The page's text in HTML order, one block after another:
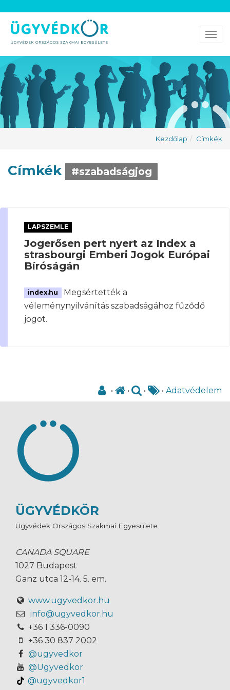
Kezdőlap Címkék
Címkék #szabadságjog
LAPSZEMLE
Jogerősen pert nyert az Index a
strasbourgi Emberi Jogok Európai
Bíróságán
index.hu
Megsértették a
véleménynyilvánítás szabadságához fűződő
jogot.
• • • • Adatvédelem
ÜGYVÉDKÖR
Ügyvédek Országos Szakmai Egyesülete
CANADA SQUARE
1027 Budapest
Ganz utca 12-14. 5. em.
www.ugyvedkor.hu
info@ugyvedkor.hu
+36 1 336-0090
+36 30 837 2002
@ugyvedkor
@Ugyvedkor
@ugyvedkor1